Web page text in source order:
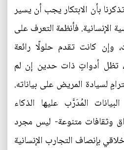
بأن الابتكار يجب أن يسير
الإنسانية. فأنظمة التعرف على
وإن كانت تقدم حلولًا رائعة
تظل أدواتٍ ذات حدين إن لم
لسيادة المريض على بياناته.
المُدَرَّب عليها الذكاء
وثقافات متنوعة- ليس مجرد
بإنصاف التجارب الإنسانية